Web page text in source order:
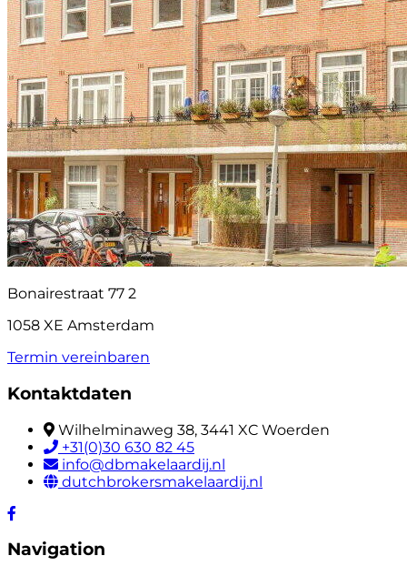
Bonairestraat 77 2
1058 XE Amsterdam
Termin vereinbaren
Kontaktdaten
Wilhelminaweg 38, 3441 XC Woerden
+31(0)30 630 82 45
info@dbmakelaardij.nl
dutchbrokersmakelaardij.nl
Navigation